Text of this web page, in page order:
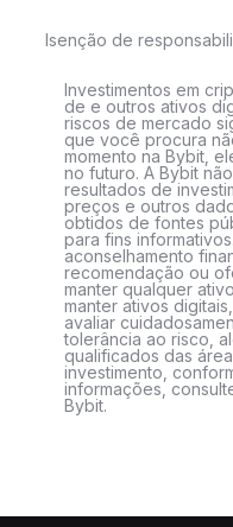
Isenção de
Investimentos em
de e outros ativos
riscos de mercado
que você procura
momento na Bybit,
no futuro. A Bybit
resultados de
preços e outros
obtidos de fontes
para fins
aconselhamento
recomendação ou
manter qualquer
manter ativos
avaliar
tolerância ao risco,
qualificados das
investimento,
informações,
Bybit.